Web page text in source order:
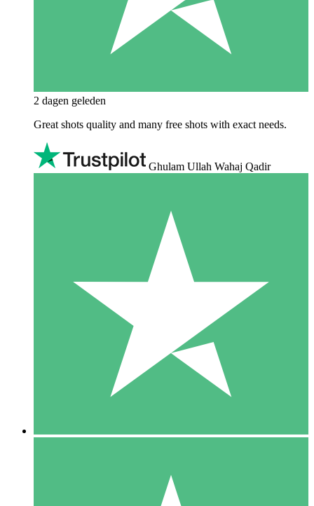
2 dagen geleden
Great shots quality and many free shots with exact needs.
Ghulam Ullah Wahaj Qadir